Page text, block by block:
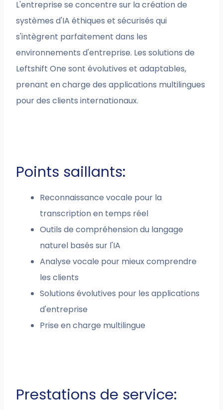
L'entreprise se concentre sur la création de
systèmes d'IA éthiques et sécurisés qui
s'intègrent parfaitement dans les
environnements d'entreprise. Les solutions de
Leftshift One sont évolutives et adaptables,
prenant en charge des applications multilingues
pour des clients internationaux.
Points saillants:
Reconnaissance vocale pour la
transcription en temps réel
Outils de compréhension du langage
naturel basés sur l'IA
Analyse vocale pour mieux comprendre
les clients
Solutions évolutives pour les applications
d'entreprise
Prise en charge multilingue
Prestations de service: